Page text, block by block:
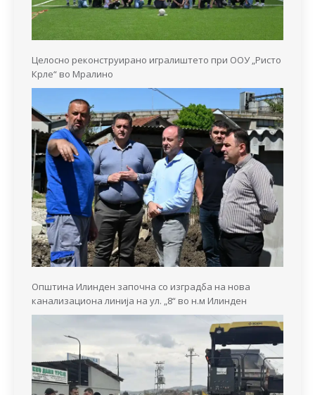
Целосно реконструирано игралиштето при ООУ „Ристо
Крле“ во Мралино
Општина Илинден започна со изградба на нова
канализациона линија на ул. „8“ во н.м Илинден